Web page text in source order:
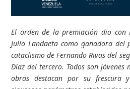
El orden de la premiación dio con
Julio Landaeta como ganadora del
cataclismo de Fernando Rivas del
Díaz del tercero. Todos son jóvenes
obras destacan por su frescura